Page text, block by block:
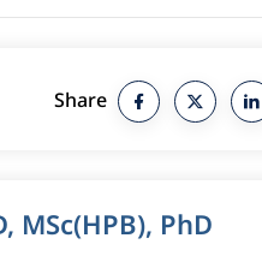
Share
MSc(HPB), PhD